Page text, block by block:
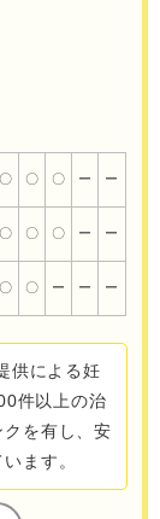
〇 〇 〇 ー ー
〇 〇 〇 ー ー
〇 〇 ー ー ー
供による妊
件以上の治
を有し、安
ます。